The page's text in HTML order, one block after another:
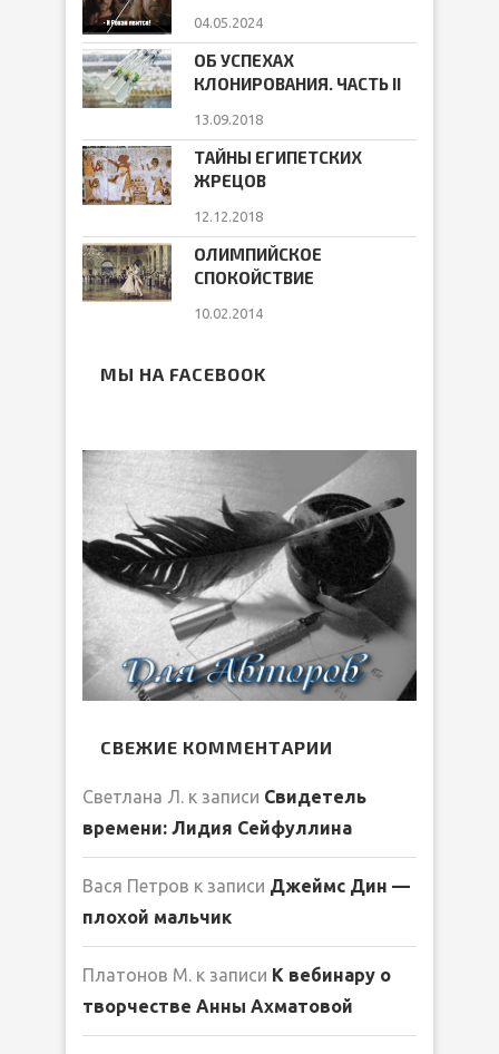
04.05.2024
ОБ УСПЕХАХ
КЛОНИРОВАНИЯ. ЧАСТЬ II
13.09.2018
ТАЙНЫ ЕГИПЕТСКИХ
ЖРЕЦОВ
12.12.2018
ОЛИМПИЙСКОЕ
СПОКОЙСТВИЕ
10.02.2014
МЫ НА FACEBOOK
СВЕЖИЕ КОММЕНТАРИИ
Светлана Л. к записи Свидетель
времени: Лидия Сейфуллина
Вася Петров к записи Джеймс Дин —
плохой мальчик
Платонов М. к записи К вебинару о
творчестве Анны Ахматовой